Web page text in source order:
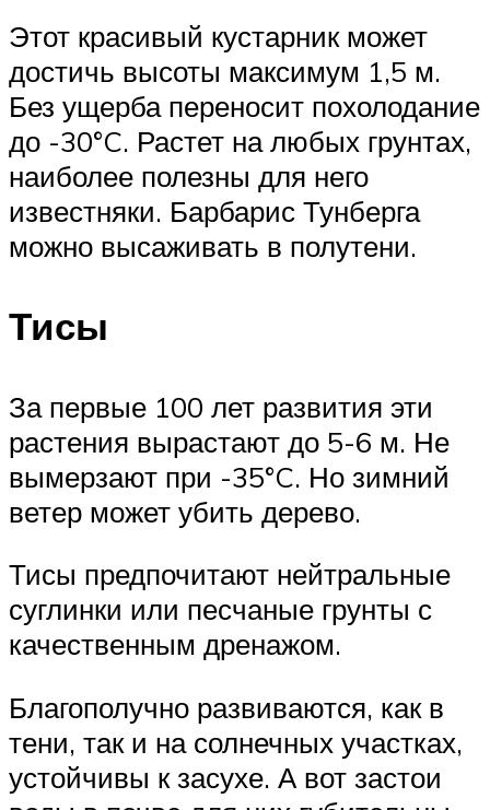
Этот красивый кустарник может
достичь высоты максимум 1,5 м.
Без ущерба переносит похолодание
до -30°C. Растет на любых грунтах,
наиболее полезны для него
известняки. Барбарис Тунберга
можно высаживать в полутени.
Тисы
За первые 100 лет развития эти
растения вырастают до 5-6 м. Не
вымерзают при -35°C. Но зимний
ветер может убить дерево.
Тисы предпочитают нейтральные
суглинки или песчаные грунты с
качественным дренажом.
Благополучно развиваются, как в
тени, так и на солнечных участках,
устойчивы к засухе. А вот застои